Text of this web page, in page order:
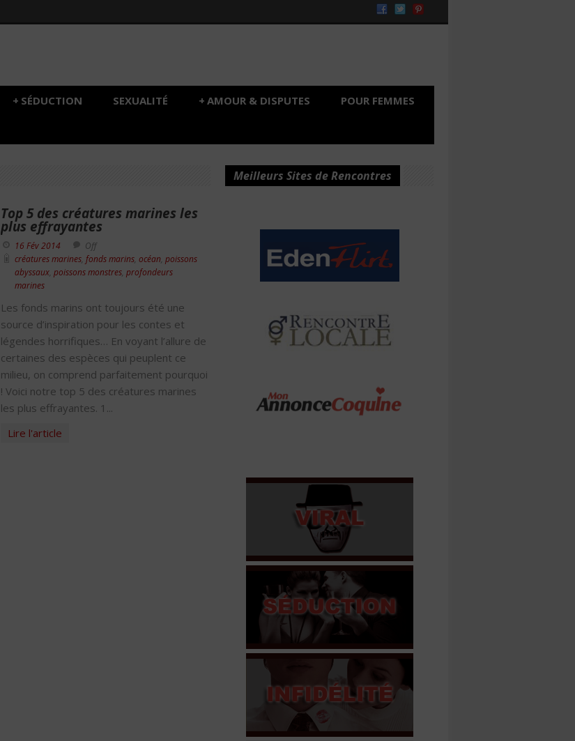
SÉDUCTION
+ SEXUALITÉ AMOUR & DISPUTES
+ POUR FEMMES
Top 5 des créatures marines les
plus effrayantes
16 Fév 2014
Off
créatures marines, fonds marins, océan poissons
abyssaux, poissons monstres, profondeurs
marines
Les fonds marins ont toujours été une
source d’inspiration pour les contes et
légendes horrifiques… En voyant l’allure de
certaines des espèces qui peuplent ce
milieu, on comprend parfaitement pourquoi
! Voici notre top 5 des créatures marines
les plus effrayantes. 1...
Lire l'article
Meilleurs Sites de Rencontres